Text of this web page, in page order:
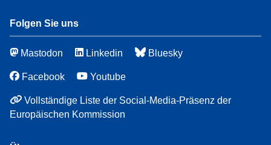
Folgen Sie uns
Mastodon Linkedin Bluesky
Facebook Youtube
Vollständige Liste der Social-Media-Präsenz der
Europäischen Kommission